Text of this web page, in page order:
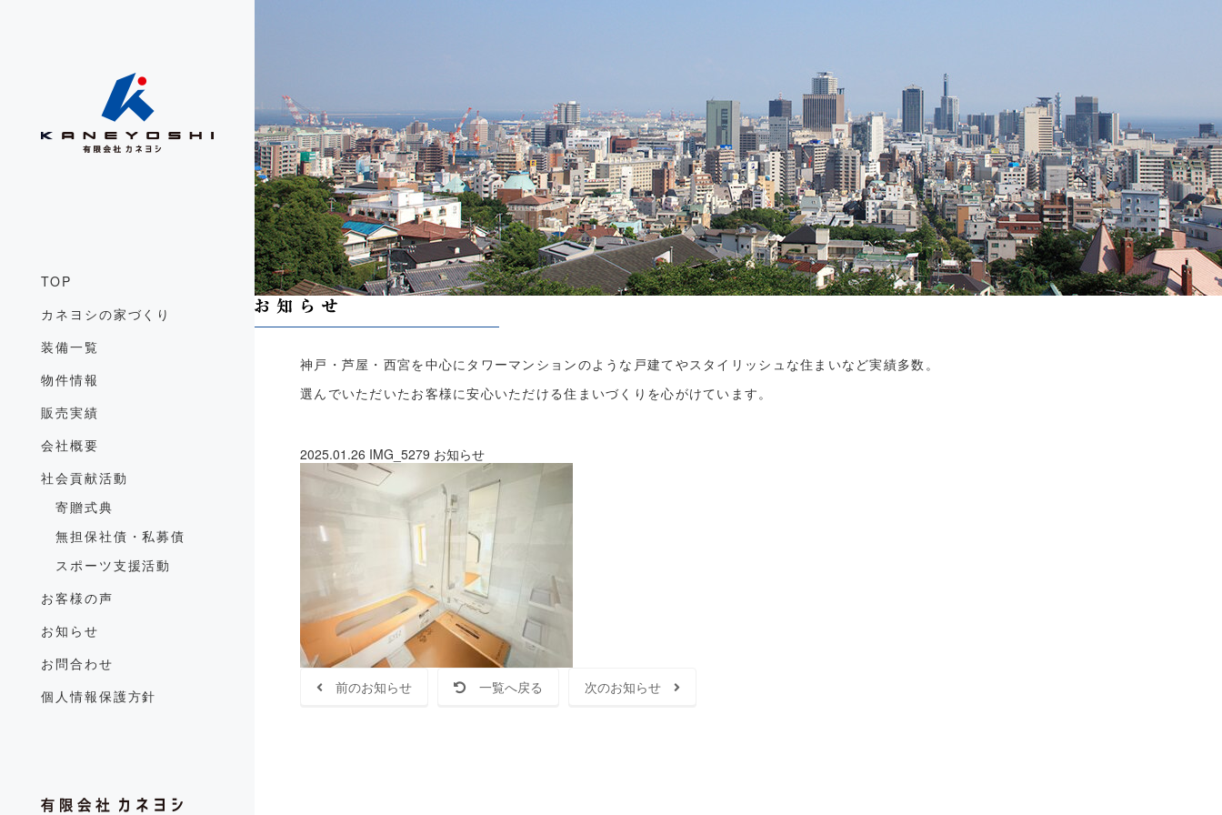
TOP
カネヨシの家づくり
装備一覧
物件情報
販売実績
会社概要
社会貢献活動
寄贈式典
無担保社債・私募債
スポーツ支援活動
お客様の声
お知らせ
お問合わせ
個人情報保護方針
神戸・芦屋・西宮を中心にタワーマンションのような戸建てやスタイリッシュな住まいなど実績多数。
選んでいただいたお客様に安心いただける住まいづくりを心がけています。
2025.01.26 IMG_5279 お知らせ
前のお知らせ 一覧へ戻る 次のお知らせ